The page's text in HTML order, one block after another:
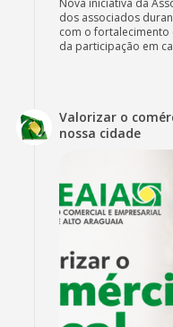
Nova iniciativa da
dos associados
com o
da participação em
Valorizar o
nossa cidade